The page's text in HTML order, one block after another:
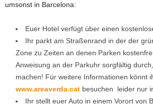
umsonst in Barcelona:
Euer Hotel verfügt über einen
Ihr parkt am Straßenrand in der der
Zone zu Zeiten an denen Parken
Anweisung an der Parkuhr sorgfältig
machen! Für weitere Informationen könnt
www.areaverda.cat besuchen leider nur
Ihr stellt euer Auto in einem Vorort von